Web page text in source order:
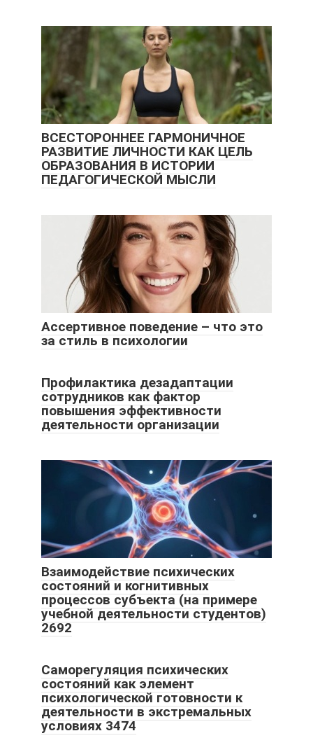
ВСЕСТОРОННЕЕ ГАРМОНИЧНОЕ
РАЗВИТИЕ ЛИЧНОСТИ КАК ЦЕЛЬ
ОБРАЗОВАНИЯ В ИСТОРИИ
ПЕДАГОГИЧЕСКОЙ МЫСЛИ
Ассертивное поведение – что это
за стиль в психологии
Профилактика дезадаптации
сотрудников как фактор
повышения эффективности
деятельности организации
Взаимодействие психических
состояний и когнитивных
процессов субъекта (на примере
учебной деятельности студентов)
2692
Саморегуляция психических
состояний как элемент
психологической готовности к
деятельности в экстремальных
условиях 3474